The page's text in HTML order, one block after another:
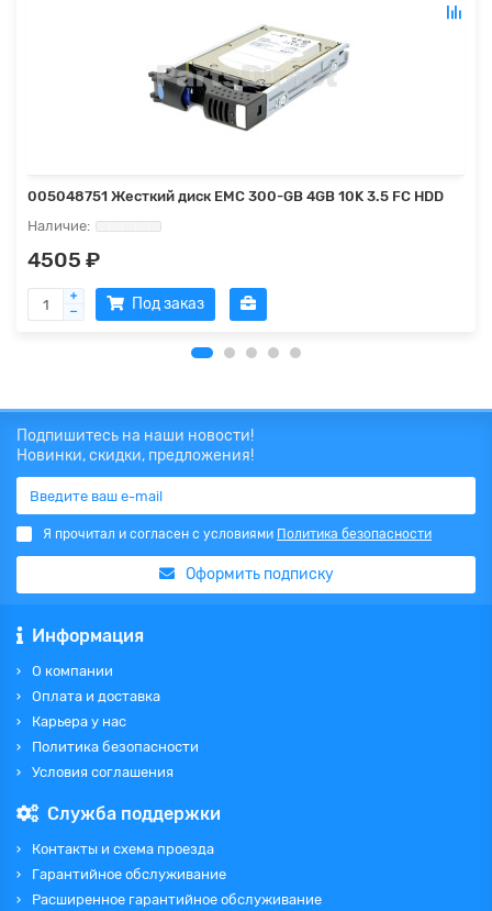
005048751 Жесткий диск EMC 300-GB 4GB 10K 3.5 FC HDD
4505 ₽
Под заказ
Подпишитесь на наши новости!
Новинки, скидки, предложения!
Я прочитал и согласен с условиями Политика безопасности
Оформить подписку
Информация
О компании
Оплата и доставка
Карьера у нас
Политика безопасности
Условия соглашения
Служба поддержки
Контакты и схема проезда
Гарантийное обслуживание
Расширенное гарантийное обслуживание